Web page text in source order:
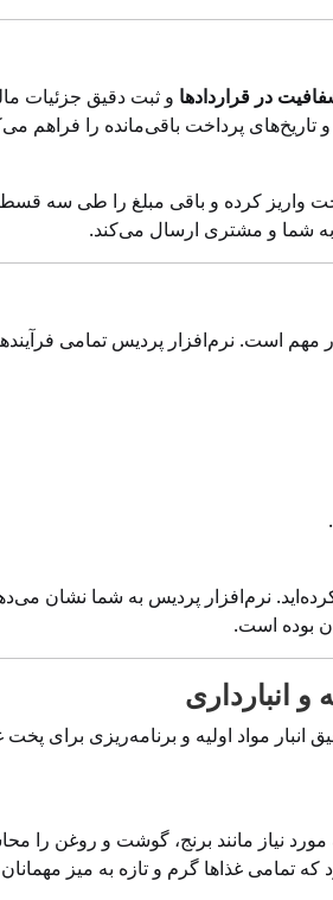
در قراردادها و ثبت دقیق جزئیات
تاریخ‌های پرداخت باقی‌مانده را فراهم
پیش‌پرداخت واریز کرده و باقی مبلغ را
به شما و مشتری ارسال می‌کند.
مهم است. نرم‌افزار پردیس تمامی
میلیون تومان برگزار کرده‌اید. نرم‌افزار
انبار مواد اولیه و برنامه‌ریزی برای
مواد اولیه مورد نیاز مانند برنج، گوشت و
تمامی غذاها گرم و تازه به میز